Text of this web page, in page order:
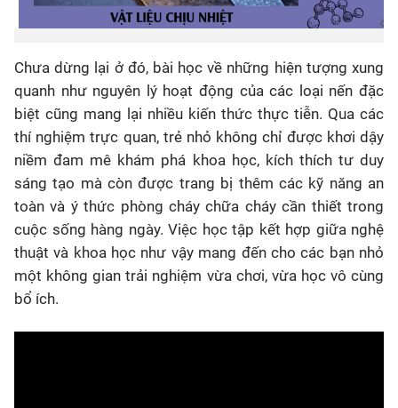
Chưa dừng lại ở đó, bài học về những hiện tượng xung
quanh như nguyên lý hoạt động của các loại nến đặc
biệt cũng mang lại nhiều kiến thức thực tiễn. Qua các
thí nghiệm trực quan, trẻ nhỏ không chỉ được khơi dậy
niềm đam mê khám phá khoa học, kích thích tư duy
sáng tạo mà còn được trang bị thêm các kỹ năng an
toàn và ý thức phòng cháy chữa cháy cần thiết trong
cuộc sống hàng ngày. Việc học tập kết hợp giữa nghệ
thuật và khoa học như vậy mang đến cho các bạn nhỏ
một không gian trải nghiệm vừa chơi, vừa học vô cùng
bổ ích.